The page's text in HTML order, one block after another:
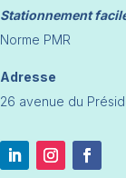
Stationnement
Norme PMR
Adresse
26 avenue du